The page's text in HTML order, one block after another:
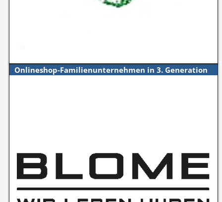
Onlineshop-Familienunternehmen in 3. Generation